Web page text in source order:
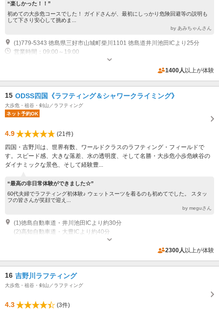
“楽しかった！！”
初めての大歩危コースでした！ ガイドさんが、最初にしっかり危険回避等の説明も
して下さり安心して挑めま...
by あみちゃんさん
(1)779-5343 徳島県三好市山城町柴川1101 徳島道井川池田ICより25分
営業時間：09:00～19:00
1400人 以上が体験
15 ODSS四国《ラフティング＆シャワークライミング》
大歩危・祖谷・剣山／ラフティング
ネット予約OK
4.9
(21件)
四国・吉野川は、世界有数、ワールドクラスのラフティング・フィールドで
す。スピード感、大きな落差、水の透明度、そして名勝・大歩危小歩危峡谷の
ダイナミックな景色、そして経験豊...
“最高の非日常体験ができました☆”
60代夫婦でラフティング初体験♪ ウェットスーツを着るのも初めてでした。 スタッ
フの皆さんが笑顔で迎え...
by meguさん
(1)徳島自動車道・井川池田ICより約30分
(2)高知自動車道・大豊ICより約40分
2300人 以上が体験
16 吉野川ラフティング
大歩危・祖谷・剣山／ラフティング
4.3
(3件)